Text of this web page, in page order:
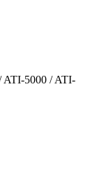
ATI-5000 / ATI-